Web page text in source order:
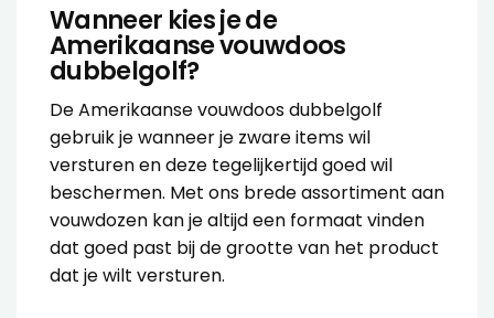
Wanneer kies je de
Amerikaanse vouwdoos
dubbelgolf?
De Amerikaanse vouwdoos dubbelgolf
gebruik je wanneer je zware items wil
versturen en deze tegelijkertijd goed wil
beschermen. Met ons brede assortiment aan
vouwdozen kan je altijd een formaat vinden
dat goed past bij de grootte van het product
dat je wilt versturen.